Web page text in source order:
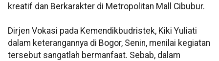
kreatif dan Berkarakter di Metropolitan Mall Cibubur.
Dirjen Vokasi pada Kemendikbudristek, Kiki Yuliati
dalam keterangannya di Bogor, Senin, menilai kegiatan
tersebut sangatlah bermanfaat. Sebab, dalam